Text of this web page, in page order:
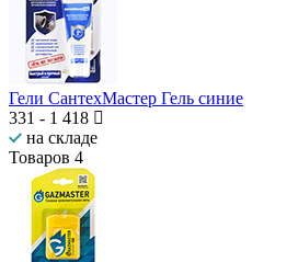
Гели СантехМастер Гель синие
331 - 1 418
на складе
Товаров 4